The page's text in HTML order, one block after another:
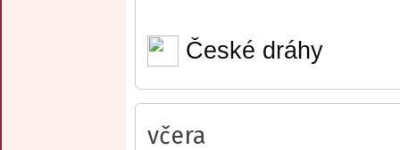
České dráhy
včera